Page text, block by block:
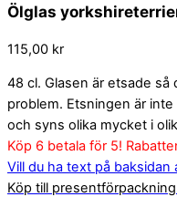
Ölglas
115,00 kr
48 cl. Glasen är etsade så
problem. Etsningen är
och syns olika mycket i
Köp 6 betala för 5!
Vill du ha text på baksidan
Köp till